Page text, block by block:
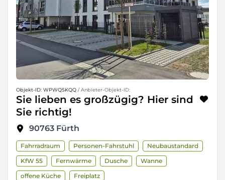
Objekt-ID: WPWQSKQQ / Anbieter-Objekt-ID:
Sie lieben es großzügig? Hier sind
Sie richtig!
90763 Fürth
Fahrradraum Personen-Fahrstuhl
Neubaustandard
KfW 55
Fernwärme Dusche
Wanne
offene Küche
Freiplatz